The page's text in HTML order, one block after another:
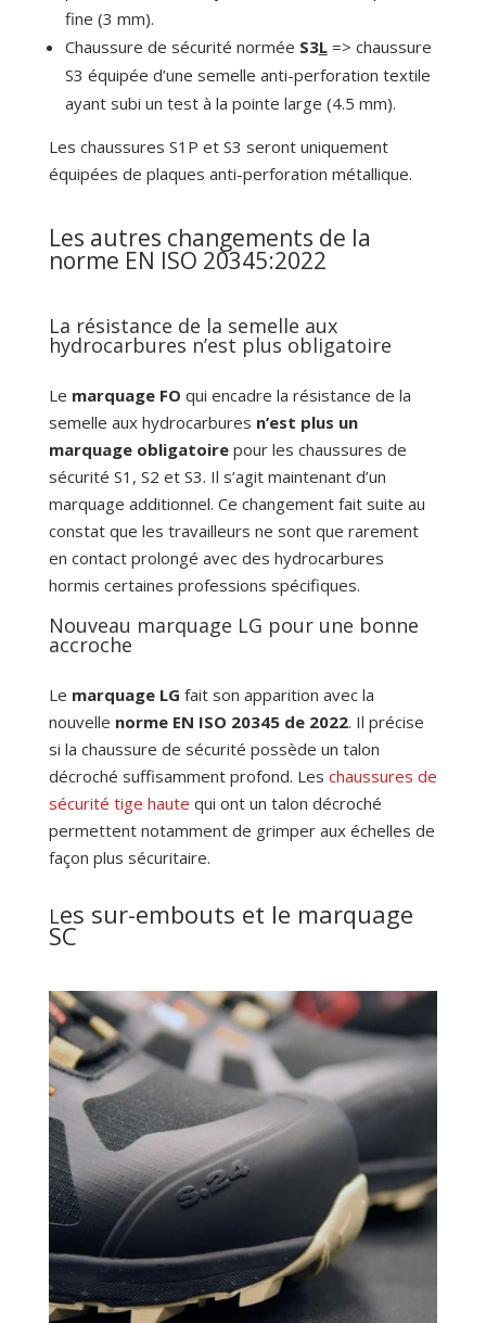
fine (3 mm).
Chaussure de sécurité normée S3L=> chaussure
S3 équipée d’une semelle anti-perforation textile
ayant subi un test à la pointe large (4.5 mm).
Les chaussures S1P et S3 seront uniquement
équipées de plaques anti-perforation métallique.
Les autres changements de la
norme EN ISO 20345:2022
La résistance de la semelle aux
hydrocarbures n’est plus obligatoire
Le marquage FO qui encadre la résistance de la
semelle aux hydrocarbures n’est plus un
marquage obligatoirepour les chaussures de
sécurité S1, S2 et S3. Il s’agit maintenant d’un
marquage additionnel. Ce changement fait suite au
constat que les travailleurs ne sont que rarement
en contact prolongé avec des hydrocarbures
hormis certaines professions spécifiques.
Nouveau marquage LG pour une bonne
accroche
Le marquage LG fait son apparition avec la
nouvelle norme EN ISO 20345 de 2022. Il précise
si la chaussure de sécurité possède un talon
décroché suffisamment profond. Les chaussures de
sécurité tige haute qui ont un talon décroché
permettent notamment de grimper aux échelles de
façon plus sécuritaire.
Les sur-embouts et le marquage
SC